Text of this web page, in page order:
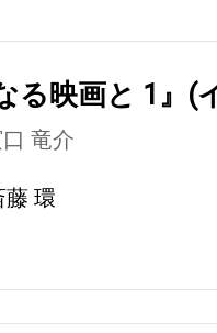
る映画と 1』
竜介
藤 環